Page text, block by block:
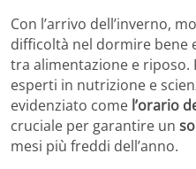
Con l’arrivo dell’inverno,
difficoltà nel dormire bene
tra alimentazione e
esperti in nutrizione e
evidenziato come l’orario
cruciale per garantire un
mesi più freddi dell’anno.